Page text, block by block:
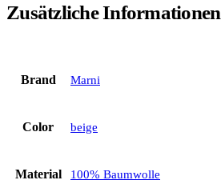
Zusätzliche Informationen
Brand Marni
Color beige
Material 100% Baumwolle